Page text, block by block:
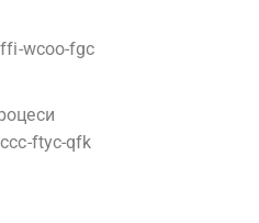
wcoo-fgc
ftyc-qfk